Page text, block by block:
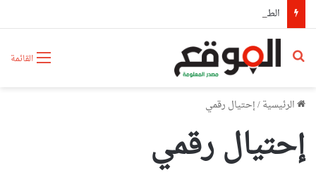
القائمة بحث عن
الرئيسية/إحتيال رقمي
إحتيال رقمي